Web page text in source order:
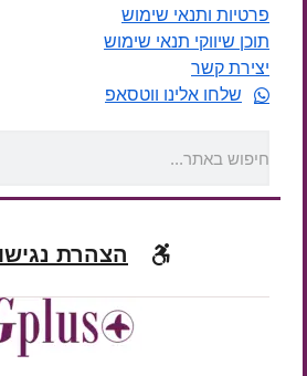
פרטיות ותנאי שימוש
תוכן שיווקי תנאי שימוש
יצירת קשר
שלחו אלינו ווטסאפ
הצהרת